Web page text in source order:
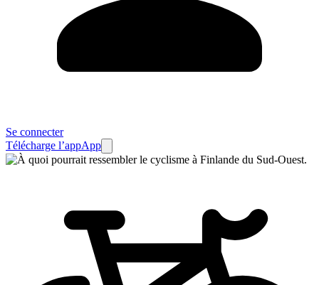
Se connecter
Télécharge l’appApp